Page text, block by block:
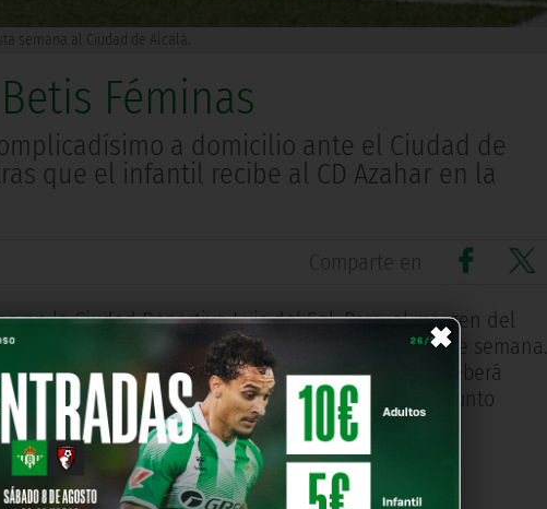
×
semana al Ciudad de Alcalá.
Féminas
a domicilio ante el Ciudad de
que el infantil recibe al CD Azahar en la
Comparte en
en la Ciudad Deportiva Luis del Sol. Pero, al margen del
femeninos juegan sus partidos este fin de semana.
viernes, mientras que el sénior provincial deberá
está en juego la primera plaza del grupo. El conjunto